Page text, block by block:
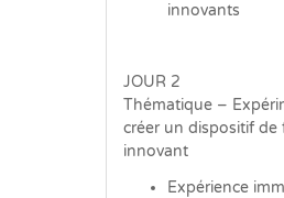
innovants
JOUR 2
Thématique –
créer un dispositif de
innovant
Expérience